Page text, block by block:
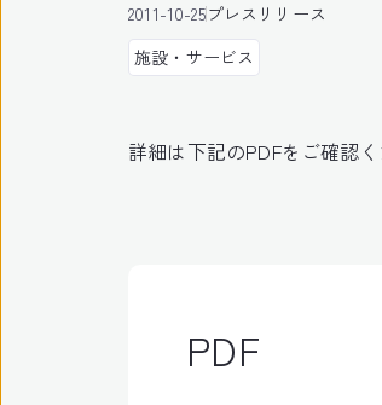
2011-10-25プレスリリース
施設・サービス
詳細は下記のPDFをご確認く
PDF